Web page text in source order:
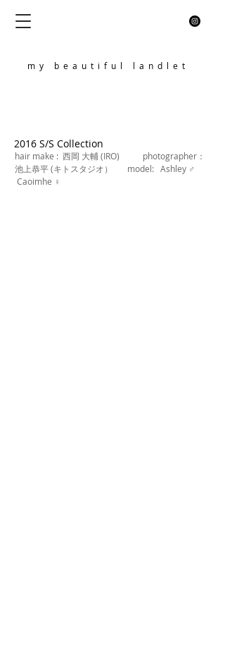
my beautiful landlet
2016 S/S Collection
hair make : 西岡 大輔 (IRO)
photographer：
池上恭平 (キトスタジオ） model: Ashley ♂
Caoimhe ♀